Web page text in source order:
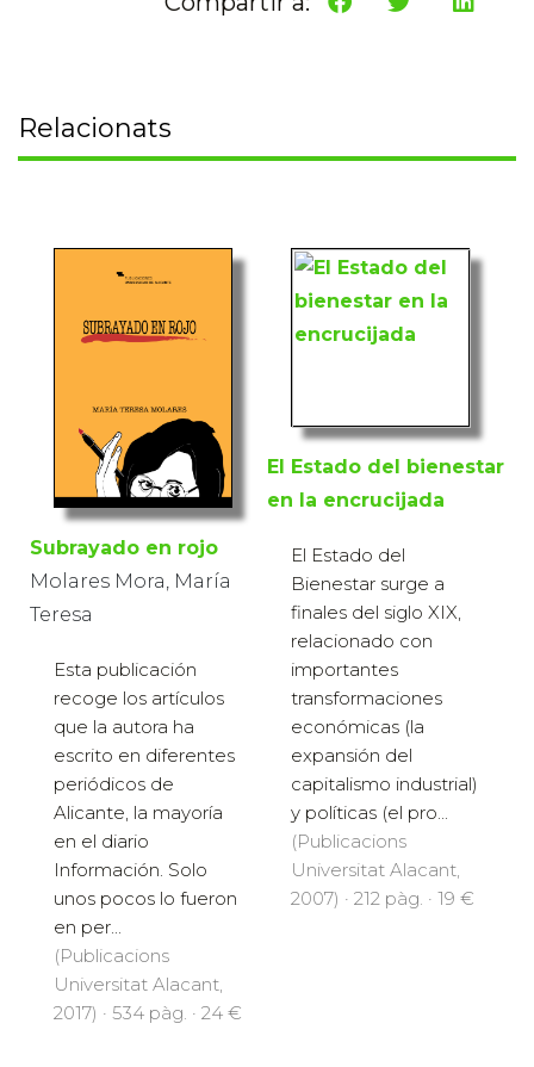
Relacionats
Subrayado en rojo
Molares Mora, María
Teresa
Esta publicación
recoge los artículos
que la autora ha
escrito en diferentes
periódicos de
Alicante, la mayoría
en el diario
Información. Solo
unos pocos lo fueron
en per...
(Publicacions
Universitat Alacant,
2017) · 534 pàg. · 24 €
El Estado del bienestar
en la encrucijada
El Estado del
Bienestar surge a
finales del siglo XIX,
relacionado con
importantes
transformaciones
económicas (la
expansión del
capitalismo industrial)
y políticas (el pro...
(Publicacions
Universitat Alacant,
2007) · 212 pàg. · 19 €